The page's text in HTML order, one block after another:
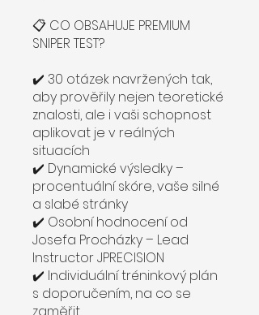
📋 CO OBSAHUJE PREMIUM
SNIPER TEST?
✔️ 30 otázek navržených tak,
aby prověřily nejen teoretické
znalosti, ale i vaši schopnost
aplikovat je v reálných
situacích
✔️ Dynamické výsledky –
procentuální skóre, vaše silné
a slabé stránky
✔️ Osobní hodnocení od
Josefa Procházky – Lead
Instructor JPRECISION
✔️ Individuální tréninkový plán
s doporučením, na co se
zaměřit